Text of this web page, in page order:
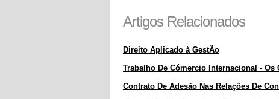
Artigos Relacionados
Direito Aplicado à GestÃo
Trabalho De Cómercio Internacional -
Contrato De Adesão Nas Relações De